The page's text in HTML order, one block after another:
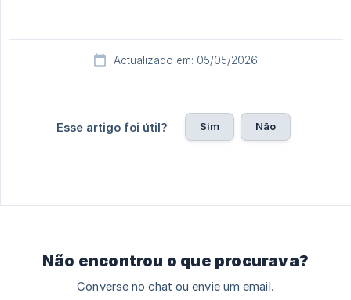
Actualizado em: 05/05/2026
Esse artigo foi útil? Sim Não
Não encontrou o que procurava?
Converse no chat ou envie um email.